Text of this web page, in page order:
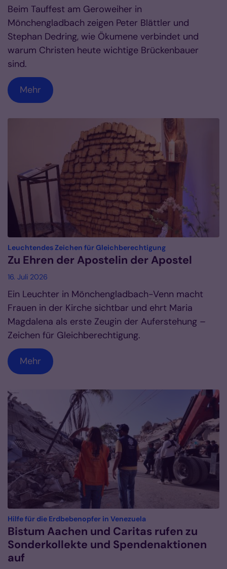
Beim Tauffest am Geroweiher in
Mönchengladbach zeigen Peter Blättler und
Stephan Dedring, wie Ökumene verbindet und
warum Christen heute wichtige Brückenbauer
sind.
Mehr
Leuchtendes Zeichen für Gleichberechtigung:
Zu Ehren der Apostelin der Apostel
16. Juli 2026
Ein Leuchter in Mönchengladbach-Venn macht
Frauen in der Kirche sichtbar und ehrt Maria
Magdalena als erste Zeugin der Auferstehung –
Zeichen für Gleichberechtigung.
Mehr
Hilfe für die Erdbebenopfer in Venezuela:
Bistum Aachen und Caritas rufen zu
Sonderkollekte und Spendenaktionen
auf